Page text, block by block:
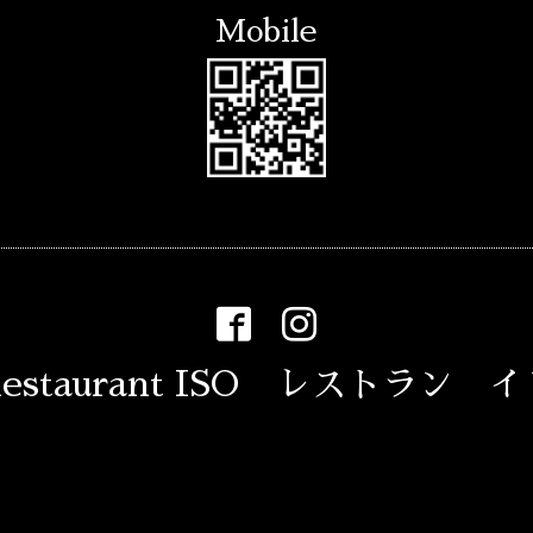
Mobile
ISO レストラン イ